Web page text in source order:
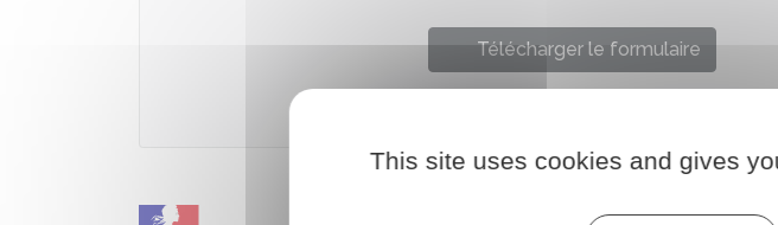
Télécharger le formulaire
This site uses cookies and gives